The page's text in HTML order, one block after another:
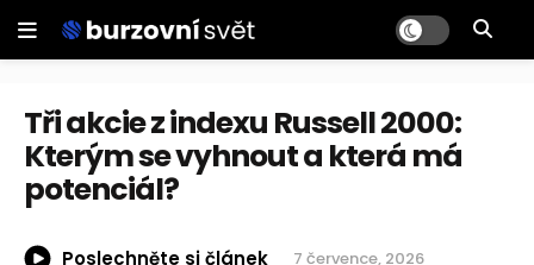
Tři akcie z indexu Russell 2000:
Kterým se vyhnout a která má
potenciál?
Poslechněte si článek 7 července, 2026